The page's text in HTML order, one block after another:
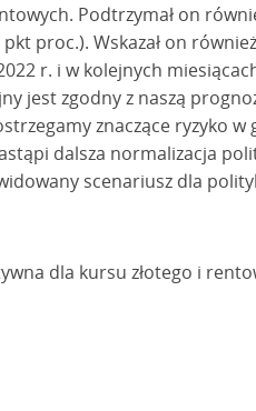
Podtrzymał on
proc.). Wskazał on
r. i w kolejnych
jest zgodny z naszą
znaczące ryzyko w
dalsza normalizacja
scenariusz dla
dla kursu złotego i